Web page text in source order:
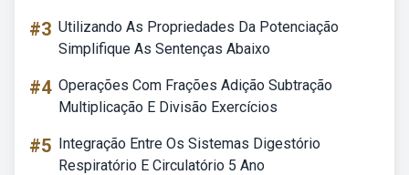
#3 Utilizando As Propriedades Da Potenciação
Simplifique As Sentenças Abaixo
#4 Operações Com Frações Adição Subtração
Multiplicação E Divisão Exercícios
#5 Integração Entre Os Sistemas Digestório
Respiratório E Circulatório 5 Ano